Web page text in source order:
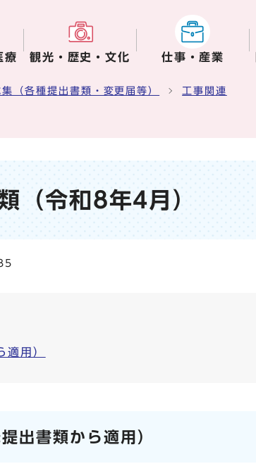
療 観光・歴史・文化 仕事・産業
（各種提出書類・変更届等） 工事関連
（令和8年4月）
用）
出書類から適用）